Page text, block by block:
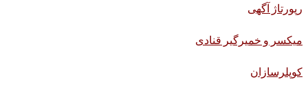
رپورتاژ آگهی
میکسر و خمیرگیر قنادی
کوپلرسازان